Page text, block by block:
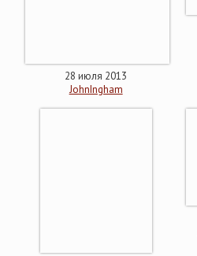
28 июля 2013
JohnIngham